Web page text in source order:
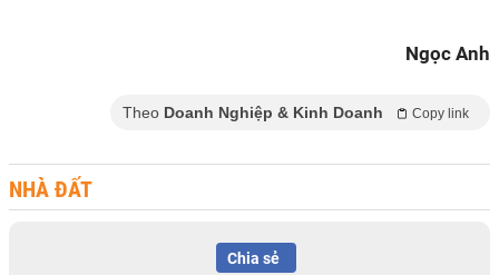
Ngọc Anh
Theo Doanh Nghiệp & Kinh Doanh Copy link
NHÀ ĐẤT
Chia sẻ